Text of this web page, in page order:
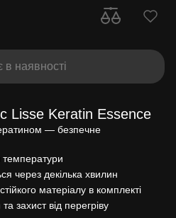
в наявності
Lisse Keratin Essence
— безпечне
через декілька хвилин
матеріалу в комплекті
захист від перегріву